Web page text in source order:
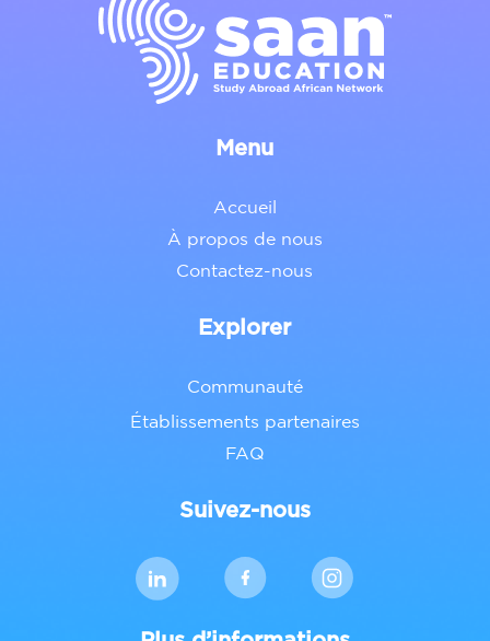
Menu
Accueil
À propos de nous
Contactez-nous
Explorer
Communauté
Établissements partenaires
FAQ
Suivez-nous